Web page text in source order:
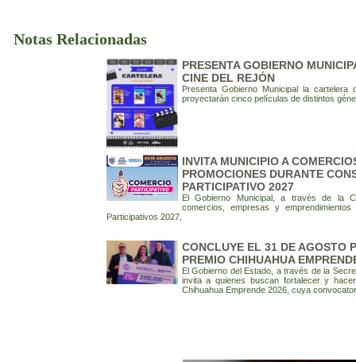
Notas Relacionadas
PRESENTA GOBIERNO
CINE DEL REJÓN
Presenta Gobierno Municipal la
proyectarán cinco películas de distintos
INVITA MUNICIPIO A
PROMOCIONES DURANTE
PARTICIPATIVO 2027
El Gobierno Municipal, a través de la
comercios, empresas y
Participativos 2027,
CONCLUYE EL 31 DE AGOSTO
PREMIO CHIHUAHUA
El Gobierno del Estado, a través de la
invita a quienes buscan fortalecer y
Chihuahua Emprende 2026, cuya